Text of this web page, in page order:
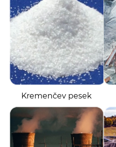
Kremenčev pesek